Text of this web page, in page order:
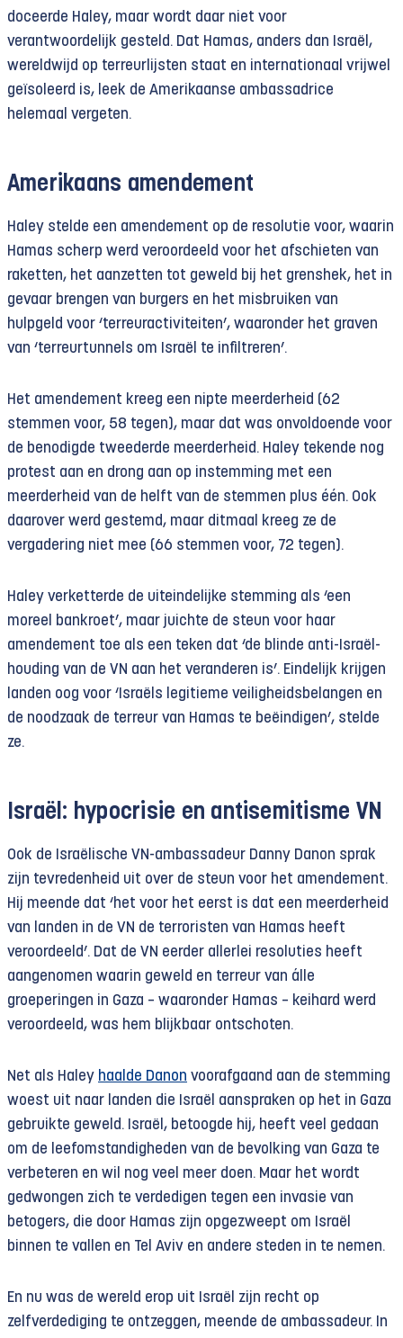
doceerde Haley, maar wordt daar niet voor
verantwoordelijk gesteld. Dat Hamas, anders dan Israël,
wereldwijd op terreurlijsten staat en internationaal vrijwel
geïsoleerd is, leek de Amerikaanse ambassadrice
helemaal vergeten.
Amerikaans amendement
Haley stelde een amendement op de resolutie voor, waarin
Hamas scherp werd veroordeeld voor het afschieten van
raketten, het aanzetten tot geweld bij het grenshek, het in
gevaar brengen van burgers en het misbruiken van
hulpgeld voor ‘terreuractiviteiten’, waaronder het graven
van ‘terreurtunnels om Israël te infiltreren’.
Het amendement kreeg een nipte meerderheid (62
stemmen voor, 58 tegen), maar dat was onvoldoende voor
de benodigde tweederde meerderheid. Haley tekende nog
protest aan en drong aan op instemming met een
meerderheid van de helft van de stemmen plus één. Ook
daarover werd gestemd, maar ditmaal kreeg ze de
vergadering niet mee (66 stemmen voor, 72 tegen).
Haley verketterde de uiteindelijke stemming als ‘een
moreel bankroet’, maar juichte de steun voor haar
amendement toe als een teken dat ‘de blinde anti-Israël-
houding van de VN aan het veranderen is’. Eindelijk krijgen
landen oog voor ‘Israëls legitieme veiligheidsbelangen en
de noodzaak de terreur van Hamas te beëindigen’, stelde
ze.
Israël: hypocrisie en antisemitisme VN
Ook de Israëlische VN-ambassadeur Danny Danon sprak
zijn tevredenheid uit over de steun voor het amendement.
Hij meende dat ‘het voor het eerst is dat een meerderheid
van landen in de VN de terroristen van Hamas heeft
veroordeeld’. Dat de VN eerder allerlei resoluties heeft
aangenomen waarin geweld en terreur van álle
groeperingen in Gaza – waaronder Hamas – keihard werd
veroordeeld, was hem blijkbaar ontschoten.
Net als Haley haalde Danon voorafgaand aan de stemming
woest uit naar landen die Israël aanspraken op het in Gaza
gebruikte geweld. Israël, betoogde hij, heeft veel gedaan
om de leefomstandigheden van de bevolking van Gaza te
verbeteren en wil nog veel meer doen. Maar het wordt
gedwongen zich te verdedigen tegen een invasie van
betogers, die door Hamas zijn opgezweept om Israël
binnen te vallen en Tel Aviv en andere steden in te nemen.
En nu was de wereld erop uit Israël zijn recht op
zelfverdediging te ontzeggen, meende de ambassadeur. In